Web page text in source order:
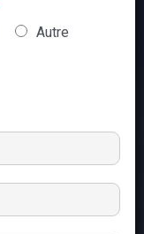
Autre